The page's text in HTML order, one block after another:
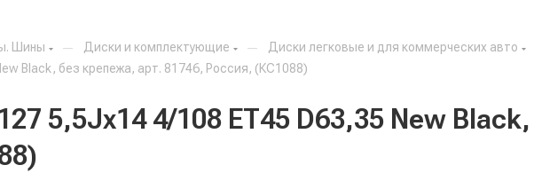
Шины — Диски и комплектующие — Диски легковые и для коммерческих авто
Black, без крепежа, арт. 81746, Россия, (КС1088)
5,5Jx14 4/108 ET45 D63,35 New